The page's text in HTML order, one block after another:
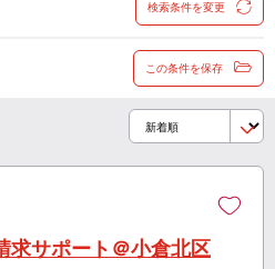
検索条件を変更
この条件を保存
求サポート＠小倉北区